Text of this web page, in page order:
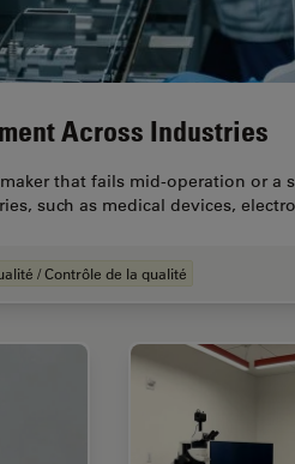
Across Industries
that fails mid-operation or a
such as medical devices,
/ Contrôle de la qualité